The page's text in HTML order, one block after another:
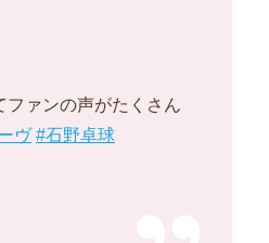
ファンの声がたくさん
ヴ #石野卓球